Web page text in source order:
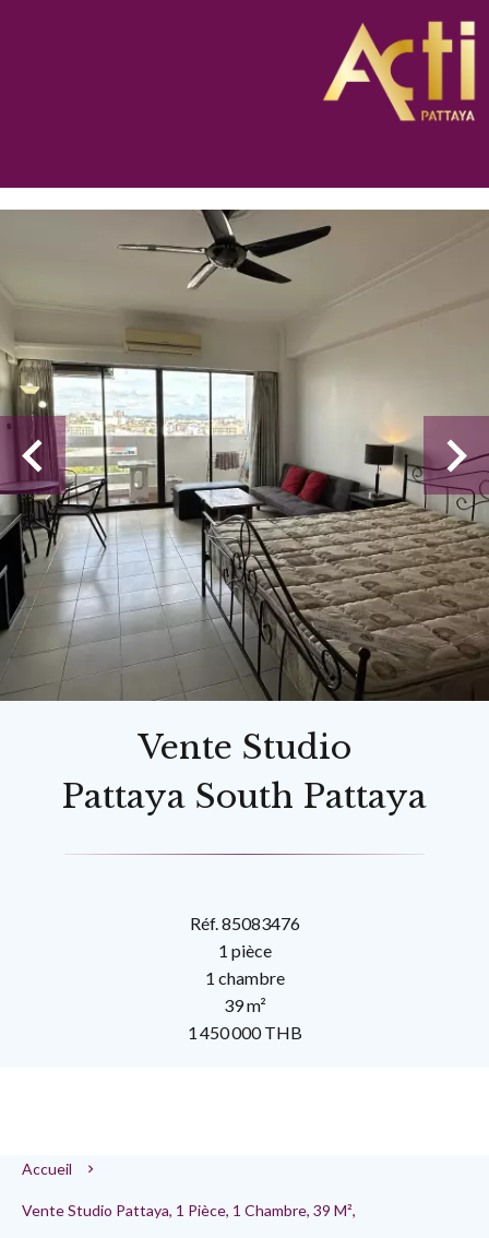
Vente Studio
Pattaya South Pattaya
Réf. 85083476
1 pièce
1 chambre
39 m²
1 450 000 THB
Accueil
Vente Studio Pattaya, 1 Pièce, 1 Chambre, 39 M²,